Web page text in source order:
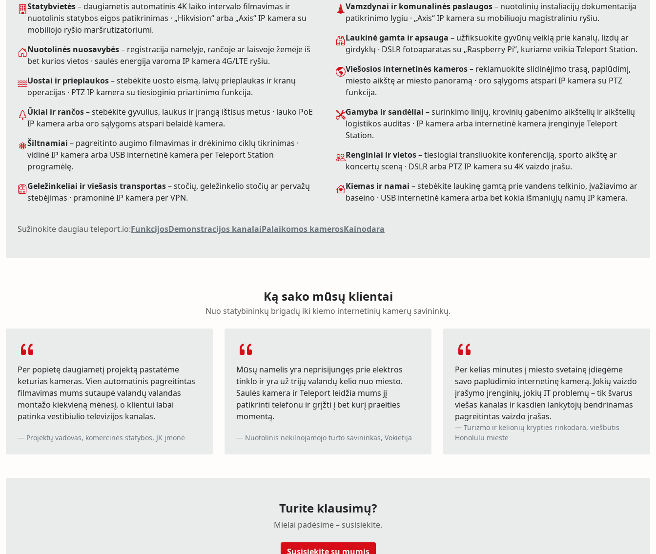
Statybvietės– daugiametis automatinis 4K laiko intervalo filmavimas ir
nuotolinis statybos eigos patikrinimas · „Hikvision“ arba „Axis“ IP kamera su
mobiliojo ryšio maršrutizatoriumi.
Nuotolinės nuosavybės– registracija namelyje, rančoje ar laisvoje žemėje iš
bet kurios vietos · saulės energija varoma IP kamera 4G/LTE ryšiu.
Uostai ir prieplaukos– stebėkite uosto eismą, laivų prieplaukas ir kranų
operacijas · PTZ IP kamera su tiesioginio priartinimo funkcija.
Ūkiai ir rančos– stebėkite gyvulius, laukus ir įrangą ištisus metus · lauko PoE
IP kamera arba oro sąlygoms atspari belaidė kamera.
Šiltnamiai – pagreitinto augimo filmavimas ir drėkinimo ciklų tikrinimas ·
vidinė IP kamera arba USB internetinė kamera per Teleport Station
programėlę.
Geležinkeliai ir viešasis transportas– stočių, geležinkelio stočių ar pervažų
stebėjimas · pramoninė IP kamera per VPN.
Vamzdynai ir komunalinės paslaugos– nuotolinių instaliacijų dokumentacija
patikrinimo lygiu · „Axis“ IP kamera su mobiliuoju magistraliniu ryšiu.
Laukinė gamta ir apsauga – užfiksuokite gyvūnų veiklą prie kanalų, lizdų ar
girdyklų · DSLR fotoaparatas su „Raspberry Pi“, kuriame veikia Teleport Station.
Viešosios internetinės kameros– reklamuokite slidinėjimo trasą, paplūdimį,
miesto aikštę ar miesto panoramą · oro sąlygoms atspari IP kamera su PTZ
funkcija.
Gamyba ir sandėliai – surinkimo linijų, krovinių gabenimo aikštelių ir aikštelių
logistikos auditas · IP kamera arba internetinė kamera įrenginyje Teleport
Station.
Renginiai ir vietos– tiesiogiai transliuokite konferenciją, sporto aikštę ar
koncertų sceną · DSLR arba PTZ IP kamera su 4K vaizdo įrašu.
Kiemas ir namai – stebėkite laukinę gamtą prie vandens telkinio, įvažiavimo ar
baseino · USB internetinė kamera arba bet kokia išmaniųjų namų IP kamera.
Sužinokite daugiau teleport.io:FunkcijosDemonstracijos kanalaiPalaikomos kamerosKainodara
Ką sako mūsų klientai
Nuo statybininkų brigadų iki kiemo internetinių kamerų savininkų.
Per popietę daugiametį projektą pastatėme
keturias kameras. Vien automatinis pagreitintas
filmavimas mums sutaupė valandų valandas
montažo kiekvieną mėnesį, o klientui labai
patinka vestibiulio televizijos kanalas.
Projektų vadovas, komercinės statybos, JK įmonė
Mūsų namelis yra neprisijungęs prie elektros
tinklo ir yra už trijų valandų kelio nuo miesto.
Saulės kamera ir Teleport leidžia mums jį
patikrinti telefonu ir grįžti į bet kurį praeities
momentą.
Nuotolinis nekilnojamojo turto savininkas, Vokietija
Per kelias minutes į miesto svetainę įdiegėme
savo paplūdimio internetinę kamerą. Jokių vaizdo
įrašymo įrenginių, jokių IT problemų – tik švarus
viešas kanalas ir kasdien lankytojų bendrinamas
pagreitintas vaizdo įrašas.
Turizmo ir kelionių krypties rinkodara, viešbutis
Honolulu mieste
Turite klausimų?
Mielai padėsime – susisiekite.
Susisiekite su mumis